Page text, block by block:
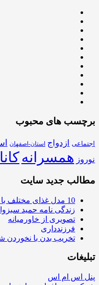
برچسب های محبوب
اجتماعی ازدواج استان-اصفهان
نوروز همسرانه
مطالب جدید سایت
10 مدل غذای مختلف با سیب زمینی
زندگی نامه حمید
تصویری از خاورمیانه
فرزندداری
تخریب بدن با نخوردن
تبلیغات
پنل اس ام اس